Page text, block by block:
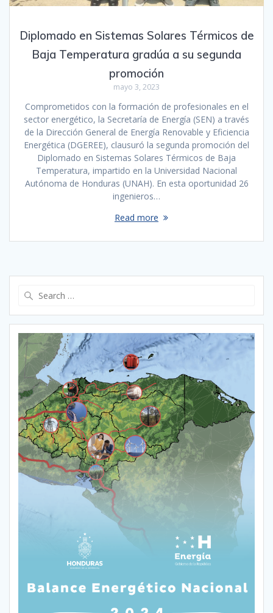
Diplomado en Sistemas Solares Térmicos de
Baja Temperatura gradúa a su segunda
promoción
mayo 3, 2023
Comprometidos con la formación de profesionales en el
sector energético, la Secretaría de Energía (SEN) a través
de la Dirección General de Energía Renovable y Eficiencia
Energética (DGEREE), clausuró la segunda promoción del
Diplomado en Sistemas Solares Térmicos de Baja
Temperatura, impartido en la Universidad Nacional
Autónoma de Honduras (UNAH). En esta oportunidad 26
ingenieros…
Read more